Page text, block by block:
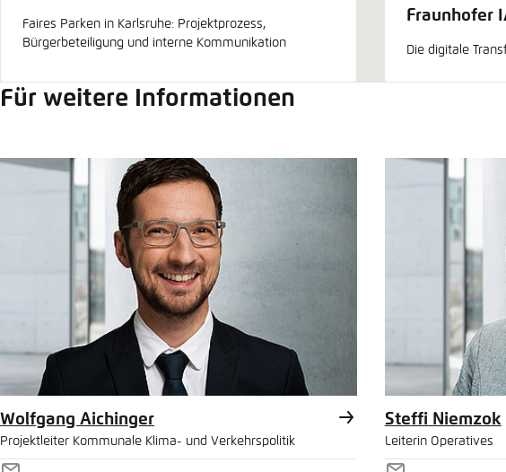
Faires Parken in Karlsruhe: Projektprozess,
Bürgerbeteiligung und interne Kommunikation
Fraunhofer
Die digitale
Für weitere Informationen
Wolfgang Aichinger
Projektleiter Kommunale Klima- und Verkehrspolitik
Steffi Niemzok
Leiterin Operatives